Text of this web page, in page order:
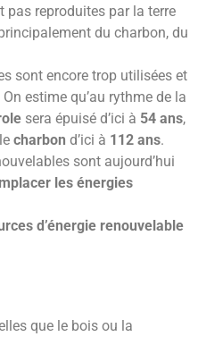
pas reproduites par la terre
du charbon, du
sont encore trop utilisées et
estime qu’au rythme de la
sera épuisé d’ici à 54 ans,
charbon d’ici à 112 ans.
sont aujourd’hui
les énergies
d’énergie renouvelable
que le bois ou la